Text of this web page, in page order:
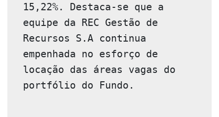
15,22%. Destaca-se que a
equipe da REC Gestão de
Recursos S.A continua
empenhada no esforço de
locação das áreas vagas do
portfólio do Fundo.